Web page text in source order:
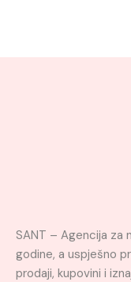
SANT – Agencija
godine, a uspješno
prodaji, kupovini i